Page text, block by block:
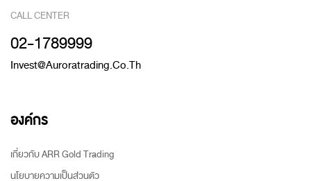
CALL CENTER
02-1789999
Invest@auroratrading.co.th
องค์กร
เกี่ยวกับ ARR Gold Trading
นโยบายความเป็นส่วนตัว